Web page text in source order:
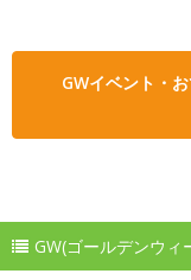
GWイベント・
GW(ゴールデンウ